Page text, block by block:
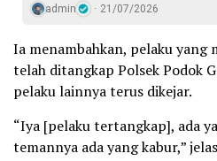
admin 21/07/2026
Ia menambahkan, pelaku yang
telah ditangkap Polsek Podok
pelaku lainnya terus dikejar.
“Iya [pelaku tertangkap], ada
temannya ada yang kabur,”